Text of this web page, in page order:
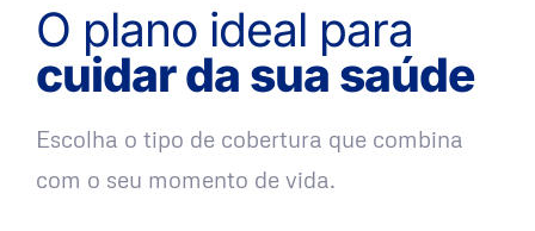
O plano ideal para
cuidar da sua saúde
Escolha o tipo de cobertura que combina
com o seu momento de vida.